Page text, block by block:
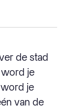
de stad
word je
je
van de